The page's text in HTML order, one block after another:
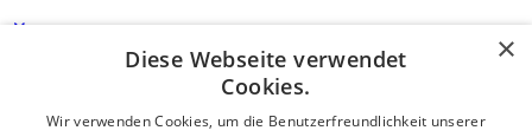
Login für Unternehmen
E-Mail*
×
Diese Webseite verwendet
Cookies.
Wir verwenden Cookies, um die Benutzerfreundlichkeit unserer